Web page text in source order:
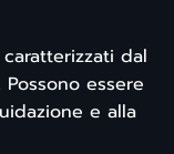
dal
essere
e alla